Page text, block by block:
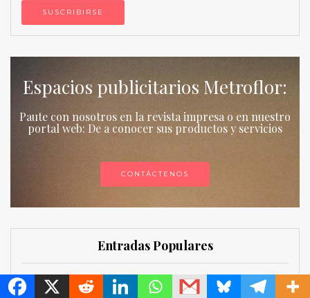
Espacios publicitarios Metroflor:
Paute con nosotros en la revista impresa o en nuestro
portal web: De a conocer sus productos y servicios
CONTÁCTENOS
Entradas Populares
APORTES AL MANEJO INTEGRADO DE ÁCAROS
MetroChat